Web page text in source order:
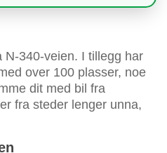
N-340-veien. I tillegg har
over 100 plasser, noe
dit med bil fra
fra steder lenger unna,